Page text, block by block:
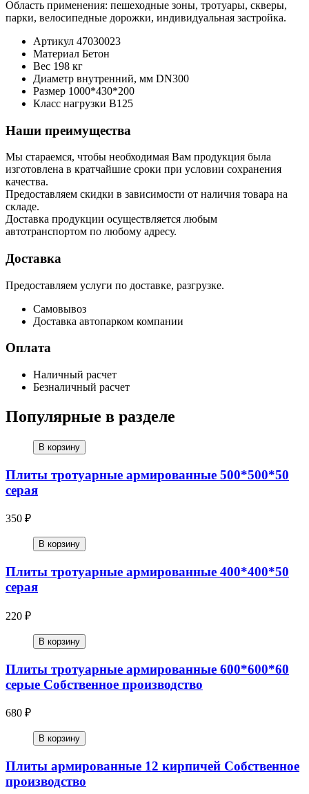
Область применения: пешеходные зоны, тротуары, скверы,
парки, велосипедные дорожки, индивидуальная застройка.
Артикул 47030023
Материал Бетон
Вес 198 кг
Диаметр внутренний, мм DN300
Размер 1000*430*200
Класс нагрузки В125
Наши преимущества
Мы стараемся, чтобы необходимая Вам продукция была
изготовлена в кратчайшие сроки при условии сохранения
качества.
Предоставляем скидки в зависимости от наличия товара на
складе.
Доставка продукции осуществляется любым
автотранспортом по любому адресу.
Доставка
Предоставляем услуги по доставке, разгрузке.
Самовывоз
Доставка автопарком компании
Оплата
Наличный расчет
Безналичный расчет
Популярные в разделе
В корзину
Плиты тротуарные армированные 500*500*50
серая
350 ₽
В корзину
Плиты тротуарные армированные 400*400*50
серая
220 ₽
В корзину
Плиты тротуарные армированные 600*600*60
серые Собственное производство
680 ₽
В корзину
Плиты армированные 12 кирпичей Собственное
производство